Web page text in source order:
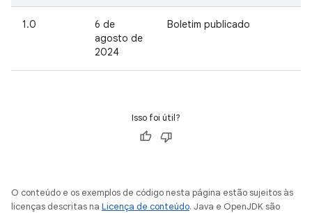
1.0
6 de
agosto de
2024
Boletim publicado
Isso foi útil?
O conteúdo e os exemplos de código nesta página estão sujeitos às
licenças descritas na Licença de conteúdo. Java e OpenJDK são